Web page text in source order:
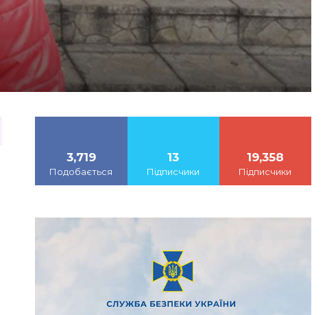
3,719
Подобається
13
Підписчики
19,358
Підписчики